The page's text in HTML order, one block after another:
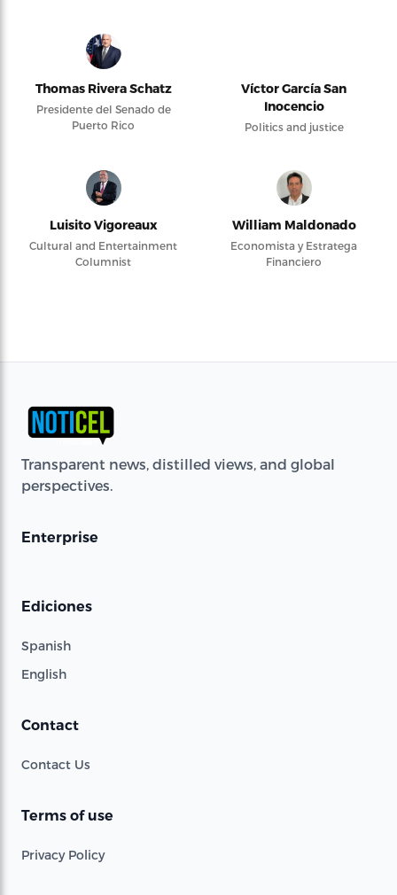
Thomas Rivera Schatz
Presidente del Senado de
Puerto Rico
Víctor García San
Inocencio
Politics and justice
Luisito Vigoreaux
Cultural and Entertainment
Columnist
William Maldonado
Economista y Estratega
Financiero
Transparent news, distilled views, and global
perspectives.
Enterprise
Ediciones
Spanish
English
Contact
Contact Us
Terms of use
Privacy Policy